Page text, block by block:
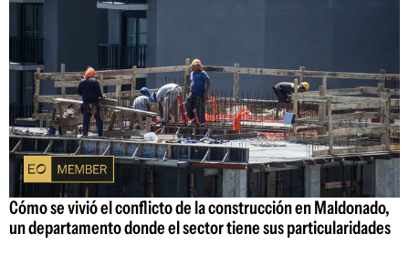
Cómo se vivió el conflicto de la construcción en Maldonado,
un departamento donde el sector tiene sus particularidades